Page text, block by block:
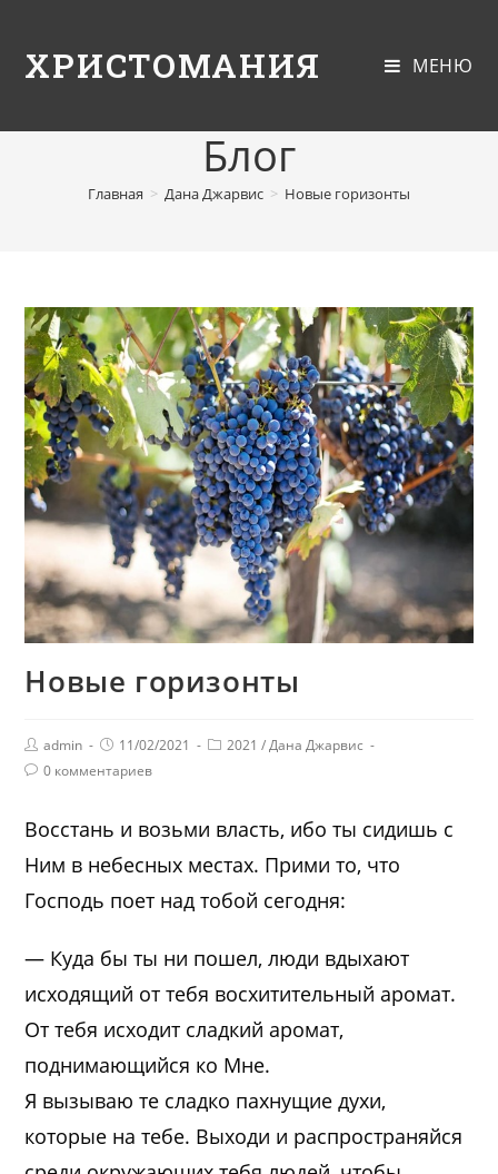
ХРИСТОМАНИЯ МЕНЮ
Блог
Главная > Дана Джарвис > Новые горизонты
Новые горизонты
admin 11/02/2021 2021 / Дана Джарвис
0 комментариев
Восстань и возьми власть, ибо ты сидишь с
Ним в небесных местах. Прими то, что
Господь поет над тобой сегодня:
— Куда бы ты ни пошел, люди вдыхают
исходящий от тебя восхитительный аромат.
От тебя исходит сладкий аромат,
поднимающийся ко Мне.
Я вызываю те сладко пахнущие духи,
которые на тебе. Выходи и распространяйся